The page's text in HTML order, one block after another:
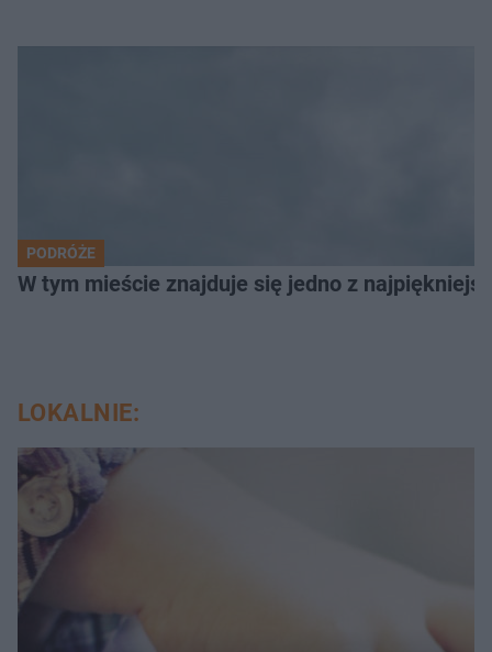
PODRÓŻE
W tym mieście znajduje się jedno z
LOKALNIE: